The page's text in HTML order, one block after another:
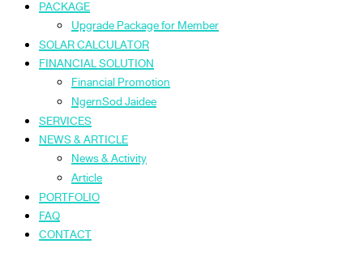
PACKAGE
Upgrade Package for Member
SOLAR CALCULATOR
FINANCIAL SOLUTION
Financial Promotion
NgernSod Jaidee
SERVICES
NEWS & ARTICLE
News & Activity
Article
PORTFOLIO
FAQ
CONTACT